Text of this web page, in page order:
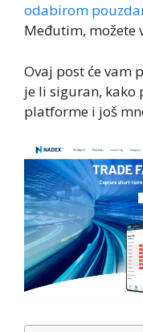
odabirom
Međutim, možete
Ovaj post će vam
je li siguran,
platforme i još